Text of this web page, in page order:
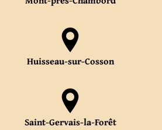
Huisseau-sur-Cosson
Saint-Gervais-la-Forêt